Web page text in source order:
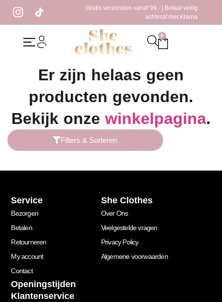
Gratis verzenden vanaf 99,- | Betaal veilig
achteraf met Klarna
0
/ Producten getagged “katoenen jurk”
Er zijn helaas geen
producten gevonden.
Bekijk onze winkelpagina.
Filters & Sorteren
Service
Bezorgen
Betalen
Retourneren
My account
Contact
She Clothes
Over Ons
Veelgestelde vragen
Privacy Policy
Algemene voorwaarden
Openingstijden
Klantenservice